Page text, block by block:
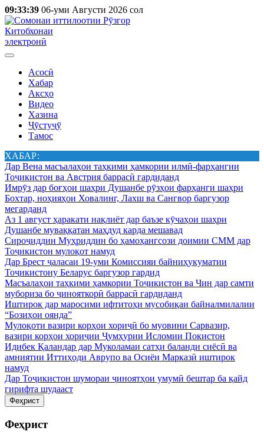
09:33:39 06-уми Августи 2026 сол
Китобхонаи
электронӣ
Асосӣ
Хабар
Аксҳо
Видео
Хазина
Ҷӯстуҷӯ
Тамос
ХАБАР:
Дар Вена масъалаҳои таҳкими ҳамкории илмӣ-фарҳангии
Тоҷикистон ва Австрия баррасӣ гардиданд
Имрӯз дар боғҳои шаҳри Душанбе рӯзҳои фарҳанги шаҳри
Бохтар, ноҳияҳои Ховалинг, Лахш ва Сангвор баргузор
мегарданд
Аз 1 август ҳаракати нақлиёт дар баъзе кӯчаҳои шаҳри
Душанбе муваққатан маҳдуд карда мешавад
Сироҷиддин Муҳриддин бо ҳамоҳангсози доимии СММ дар
Тоҷикистон мулоқот намуд
Дар Брест ҷаласаи 19-уми Комиссияи байниҳукуматии
Тоҷикистону Беларус баргузор гардид
Масъалаҳои таҳкими ҳамкории Тоҷикистон ва Чин дар самти
мубориза бо ҷинояткорӣ баррасӣ гардиданд
Иштирок дар маросими ифтитоҳи мусобиқаи байналмилалии
“Бозиҳои оянда”
Мулоқоти вазири корҳои хориҷӣ бо муовини Сарвазир,
вазири корҳои хориҷии Ҷумҳурии Исломии Покистон
Идибек Қаландар дар Муколамаи сатҳи баланди сиёсӣ ва
амниятии Иттиҳоди Аврупо ва Осиёи Марказӣ иштирок
намуд
Дар Тоҷикистон шумораи ҷиноятҳои умумӣ бештар ба қайд
гирифта шудааст
Феҳрист
Феҳрист